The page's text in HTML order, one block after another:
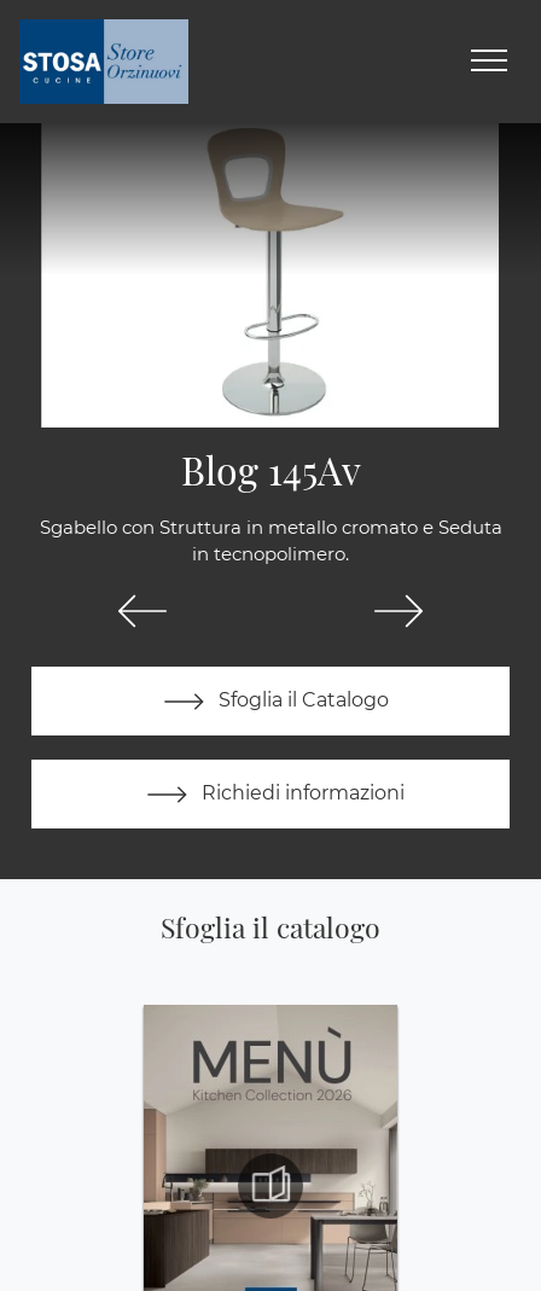
Sgabello con Struttura in metallo cromato e Seduta
in tecnopolimero.
Sfoglia il Catalogo
Richiedi informazioni
Blog 145Av
Sfoglia il catalogo